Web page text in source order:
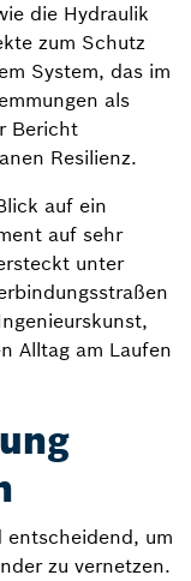
die Hydraulik
zum Schutz
System, das im
als
Bericht
Resilienz.
auf ein
auf sehr
unter
Alltag am Laufen
entscheidend, um
zu vernetzen.